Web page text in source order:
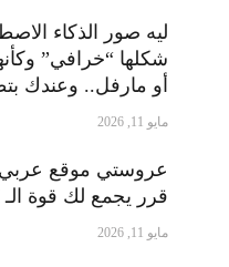
ليه صور الذكاء
شكلها “خرافي”
أو مارفل.. وعندك
مايو 11, 2026
عروستي موقع
قرر يجمع لك قوة الـ AI كلها في جيبك.
مايو 11, 2026